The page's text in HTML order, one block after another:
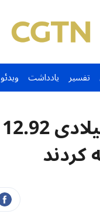
تفسیر یادداشت ویدئو
بانک‌های چین در نیمه اول سال جاری میلادی 12.92
کردند